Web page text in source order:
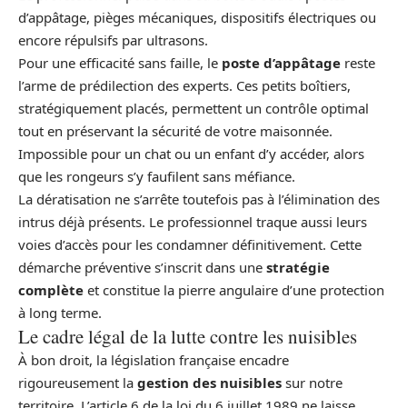
d’appâtage, pièges mécaniques, dispositifs électriques ou
encore répulsifs par ultrasons.
Pour une efficacité sans faille, le poste d’appâtage reste
l’arme de prédilection des experts. Ces petits boîtiers,
stratégiquement placés, permettent un contrôle optimal
tout en préservant la sécurité de votre maisonnée.
Impossible pour un chat ou un enfant d’y accéder, alors
que les rongeurs s’y faufilent sans méfiance.
La dératisation ne s’arrête toutefois pas à l’élimination des
intrus déjà présents. Le professionnel traque aussi leurs
voies d’accès pour les condamner définitivement. Cette
démarche préventive s’inscrit dans une stratégie
complète et constitue la pierre angulaire d’une protection
à long terme.
Le cadre légal de la lutte contre les nuisibles
À bon droit, la législation française encadre
rigoureusement la gestion des nuisibles sur notre